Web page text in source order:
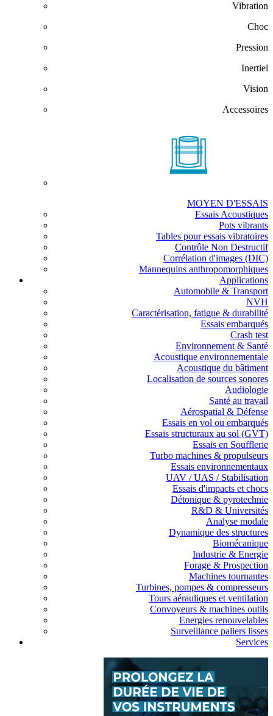
Vibration
Choc
Pression
Inertiel
Vision
Accessoires
MOYEN D'ESSAIS
Essais Acoustiques
Pots vibrants
Tables pour essais vibratoires
Contrôle Non Destructif
Corrélation d'images (DIC)
Mannequins anthropomorphiques
Applications
Automobile & Transport
NVH
Caractérisation, fatigue & durabilité
Essais embarqués
Crash test
Environnement & Santé
Acoustique environnementale
Acoustique du bâtiment
Localisation de sources sonores
Audiologie
Santé au travail
Aérospatial & Défense
Essais en vol ou embarqués
Essais structuraux au sol (GVT)
Essais en Soufflerie
Turbo machines & propulseurs
Essais environnementaux
UAV / UAS / Stabilisation
Essais d'impacts et chocs
Détonique & pyrotechnie
R&D & Universités
Analyse modale
Dynamique des structures
Biomécanique
Industrie & Energie
Forage & Prospection
Machines tournantes
Turbines, pompes & compresseurs
Tours aérauliques et ventilation
Convoyeurs & machines outils
Energies renouvelables
Surveillance paliers lisses
Services